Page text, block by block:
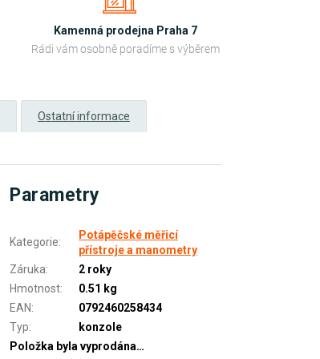
Kamenná prodejna Praha 7
Rádi vám osobně poradíme s výběrem
Ostatní informace
Parametry
Kategorie:
Potápěčské měřicí
přístroje a manometry
Záruka:
2 roky
Hmotnost:
0.51 kg
EAN:
0792460258434
Typ:
konzole
Položka byla vyprodána…